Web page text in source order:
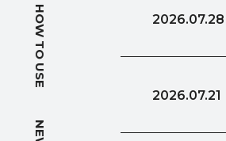
HOW TO USE 2026.07.28
2026.07.21